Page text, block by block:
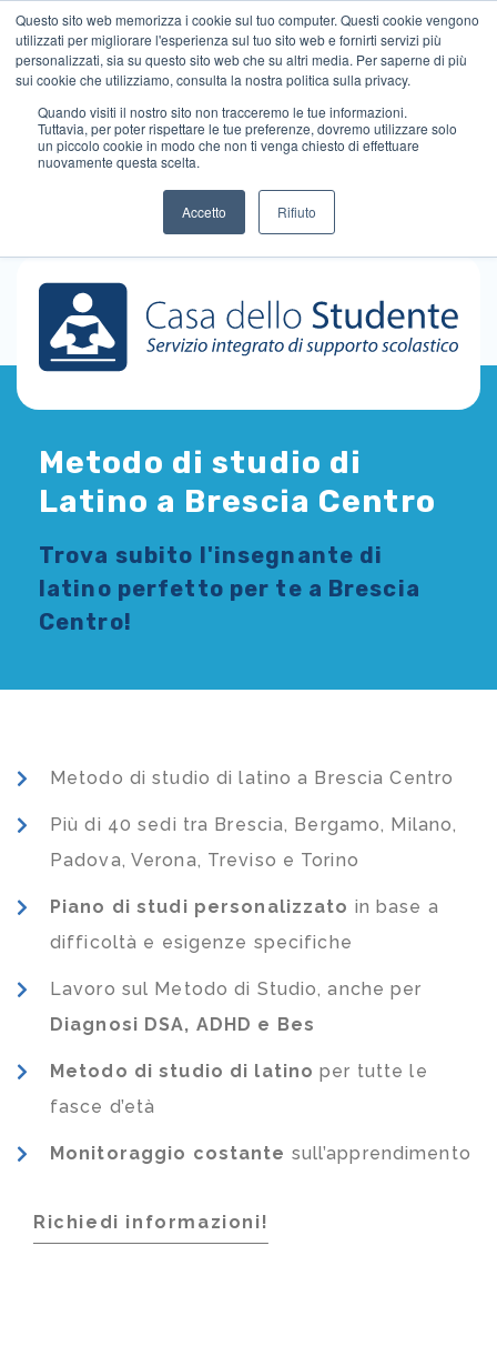
Questo sito web memorizza i cookie sul tuo computer. Questi cookie vengono
utilizzati per migliorare l'esperienza sul tuo sito web e fornirti servizi più
personalizzati, sia su questo sito web che su altri media. Per saperne di più
sui cookie che utilizziamo, consulta la nostra politica sulla privacy.
Quando visiti il ​​nostro sito non tracceremo le tue informazioni.
Tuttavia, per poter rispettare le tue preferenze, dovremo utilizzare solo
un piccolo cookie in modo che non ti venga chiesto di effettuare
nuovamente questa scelta.
Accetto Rifiuto
Metodo di studio di
Latino a Brescia Centro
Trova subito l'insegnante di
latino perfetto per te a Brescia
Centro!
Metodo di studio di latino a Brescia Centro
Più di 40 sedi tra Brescia, Bergamo, Milano,
Padova, Verona, Treviso e Torino
Piano di studi personalizzato in base a
difficoltà e esigenze specifiche
Lavoro sul Metodo di Studio, anche per
Diagnosi DSA, ADHD e Bes
Metodo di studio di latino per tutte le
fasce d’età
Monitoraggio costante sull’apprendimento
Richiedi informazioni!